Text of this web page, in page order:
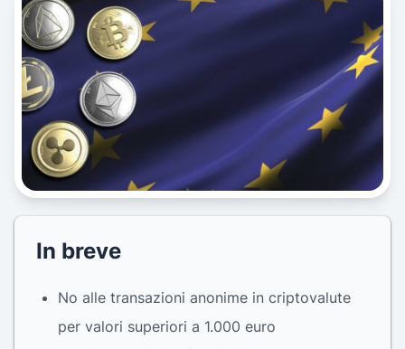
In breve
No alle transazioni anonime in criptovalute
per valori superiori a 1.000 euro